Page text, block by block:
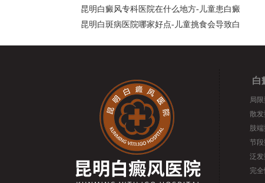
昆明白癜风专科医院在什么地方-儿童患白癜
昆明白斑病医院哪家好点-儿童挑食会导致白
白
局
散
肢
节
泛
完